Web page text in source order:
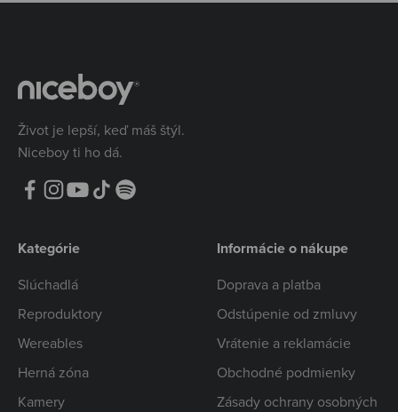
Život je lepší, keď máš štýl.
Niceboy ti ho dá.
Kategórie
Slúchadlá
Reproduktory
Wereables
Herná zóna
Kamery
Informácie o nákupe
Doprava a platba
Odstúpenie od zmluvy
Vrátenie a reklamácie
Obchodné podmienky
Zásady ochrany osobných